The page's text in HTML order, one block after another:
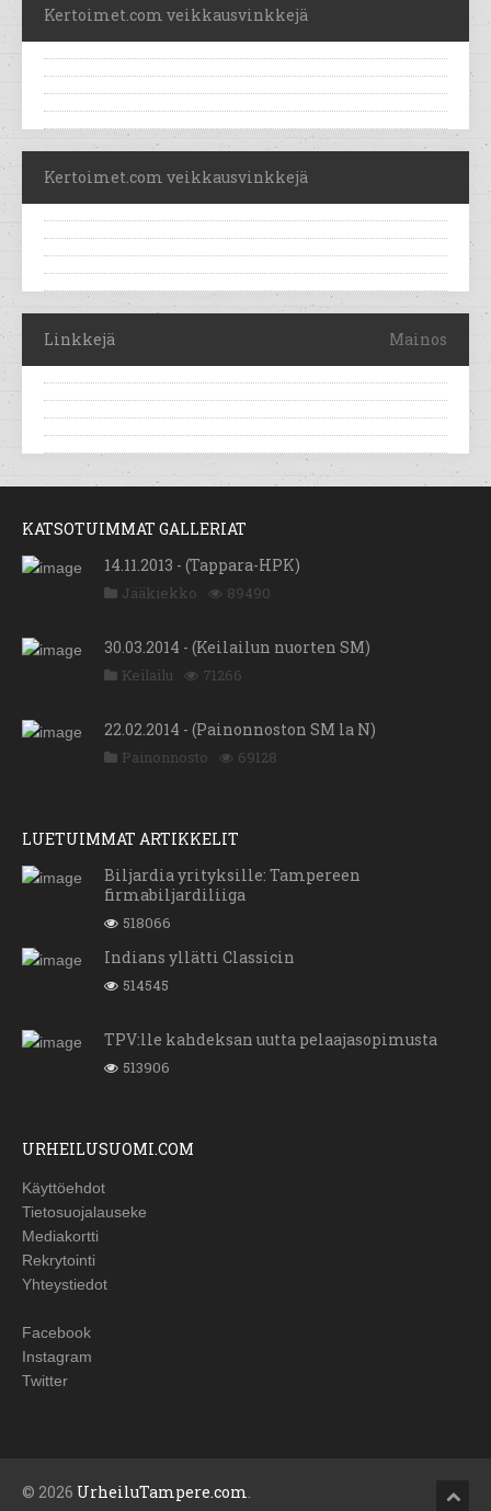
Kertoimet.com veikkausvinkkejä
Kertoimet.com veikkausvinkkejä
Linkkejä Mainos
KATSOTUIMMAT GALLERIAT
14.11.2013 - (Tappara-HPK)
Jääkiekko 89490
30.03.2014 - (Keilailun nuorten SM)
Keilailu 71266
22.02.2014 - (Painonnoston SM la N)
Painonnosto 69128
LUETUIMMAT ARTIKKELIT
Biljardia yrityksille: Tampereen
firmabiljardiliiga
518066
Indians yllätti Classicin
514545
TPV:lle kahdeksan uutta pelaajasopimusta
513906
URHEILUSUOMI.COM
Käyttöehdot
Tietosuojalauseke
Mediakortti
Rekrytointi
Yhteystiedot
Facebook
Instagram
Twitter
© 2026 UrheiluTampere.com.